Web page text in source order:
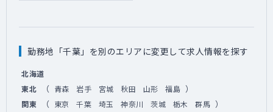
勤務地「千葉」を別のエリアに変更して求人情報を探す
北海道
東北
（ 青森 岩手 宮城 秋田 山形 福島 ）
関東 （ 東京 千葉 埼玉 神奈川 茨城 栃木 群馬 ）